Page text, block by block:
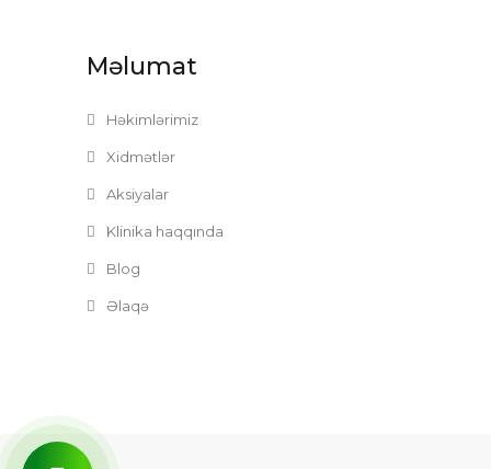
Məlumat
Həkimlərimiz
Xidmətlər
Aksiyalar
Klinika haqqında
Blog
Əlaqə